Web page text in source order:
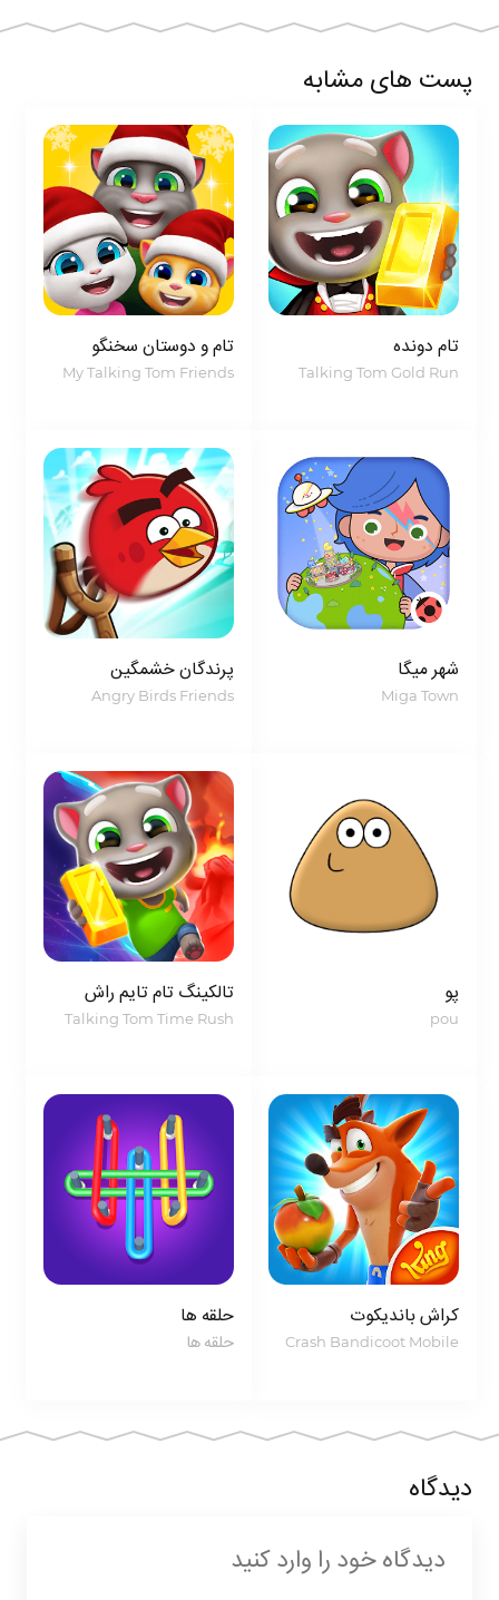
صورت رایگان از میهن اپ دریافت کنید و با مراقبت از
ببرید.
موضوع این بازی از مدیریت و مراقبت گربهبوبو
خارج
نمی‌شود. این گربه با احساسات و رفتارهای واقعی، به یک
دنیای پررنگ و پرماجرا تبدیل شده است. همچنین، نقاط
قوت گرافیکی بازی و امکانات گوناگون آن نیز آن را به یک
تجربه سرگرم‌کننده و آموزنده برای کودکان تبدیل کرده است.
مهم‌ترین نکات مربوط به این بازی عبارتند از:
گوگل پلی را به خود اختصاص داده است. این نشان‌دهنده
محبوبیت و رضایت کاربران از این بازی است.
– بخش‌های مختلف بازی: از جمله جذابیت‌های این بازی،
وجود بخش‌های مختلف مانند مینی‌گیم‌ها و پازل‌های
آموزنده است که کودکان را سرگرم و به یادگیری تشویق
می‌کند.
مختلف برای ایجاد یک محیط دلنشین و متفاوت استفاده
کنید.
– حوزه‌های مختلف فعالیت:با امکاناتی مانند کار در باغچه،
تغذیه، بازی با گربه و سایر فعالیت‌ها، این بازی تنوع زیادی
به کارهای روزمره Bubbu اضافه کرده است.
– ویژگی‌های گرافیکی: با گرافیک بالا و طراحی زیبا،
اپمی‌توانید به عنوان یک داستان جذاب و پر از امکانات،
مدیریتی برای کودکان لذت ببرید.
پست های مشابه
تام دونده
Talking Tom Gold Run
تام و دوستان سخنگو
My Talking Tom Friends
شهر میگا
Miga Town
پرندگان خشمگین
Angry Birds Friends
پو
pou
تالکینگ تام تایم راش
Talking Tom Time Rush
کراش باندیکوت
Crash Bandicoot Mobile
حلقه ها
حلقه ها
دیدگاه